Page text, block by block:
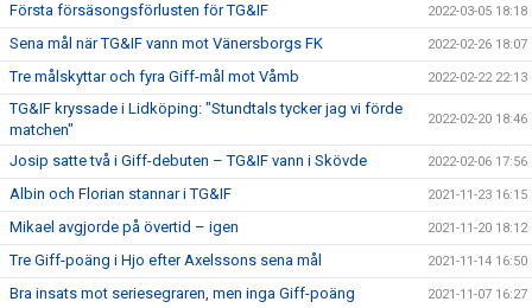
Första försäsongsförlusten för TG&IF 2022-03-05 18:18
Sena mål när TG&IF vann mot Vänersborgs FK 2022-02-26 18:07
Tre målskyttar och fyra Giff-mål mot Våmb 2022-02-22 22:13
TG&IF kryssade i Lidköping: "Stundtals tycker jag vi förde
matchen"
2022-02-20 18:46
Josip satte två i Giff-debuten – TG&IF vann i Skövde 2022-02-06 17:56
Albin och Florian stannar i TG&IF 2021-11-23 16:15
Mikael avgjorde på övertid – igen 2021-11-20 18:12
Tre Giff-poäng i Hjo efter Axelssons sena mål 2021-11-14 16:50
Bra insats mot seriesegraren, men inga Giff-poäng 2021-11-07 16:27